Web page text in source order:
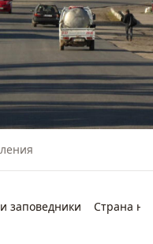
заповедники Страна